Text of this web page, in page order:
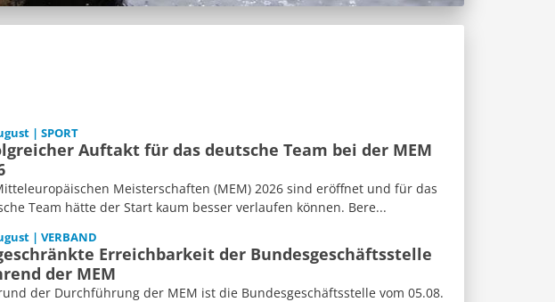
| SPORT
Auftakt für das deutsche Team bei der MEM
Meisterschaften (MEM) 2026 sind eröffnet und für das
Team hätte der Start kaum besser verlaufen können. Bere...
| VERBAND
Erreichbarkeit der Bundesgeschäftsstelle
der MEM
der Durchführung der MEM ist die Bundesgeschäftsstelle vom 05.08.